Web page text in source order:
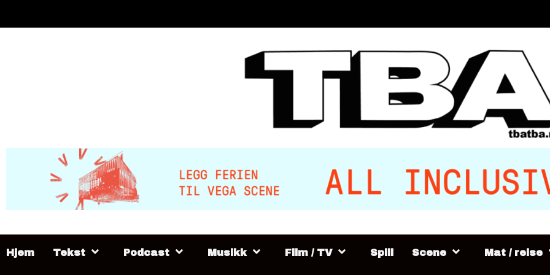
to
Hjem Tekst Podcast Musikk Film / TV Spill Scene Mat / reise